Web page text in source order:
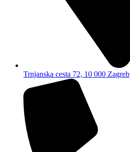
Trnjanska cesta 72, 10 000 Zagreb